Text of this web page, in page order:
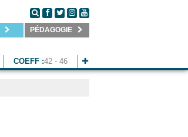
PÉDAGOGIE
COEFF :42 - 46